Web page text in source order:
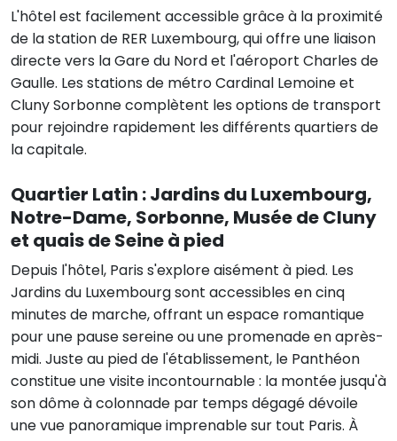
L'hôtel est facilement accessible grâce à la proximité
de la station de RER Luxembourg, qui offre une liaison
directe vers la Gare du Nord et l'aéroport Charles de
Gaulle. Les stations de métro Cardinal Lemoine et
Cluny Sorbonne complètent les options de transport
pour rejoindre rapidement les différents quartiers de
la capitale.
Quartier Latin : Jardins du Luxembourg,
Notre-Dame, Sorbonne, Musée de Cluny
et quais de Seine à pied
Depuis l'hôtel, Paris s'explore aisément à pied. Les
Jardins du Luxembourg sont accessibles en cinq
minutes de marche, offrant un espace romantique
pour une pause sereine ou une promenade en après-
midi. Juste au pied de l'établissement, le Panthéon
constitue une visite incontournable : la montée jusqu'à
son dôme à colonnade par temps dégagé dévoile
une vue panoramique imprenable sur tout Paris. À